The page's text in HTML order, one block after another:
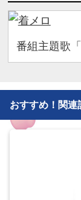
番組主題歌
おすすめ！関連